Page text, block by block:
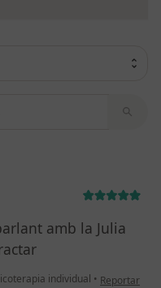
amb la Julia
individual • en opinión
Reportar